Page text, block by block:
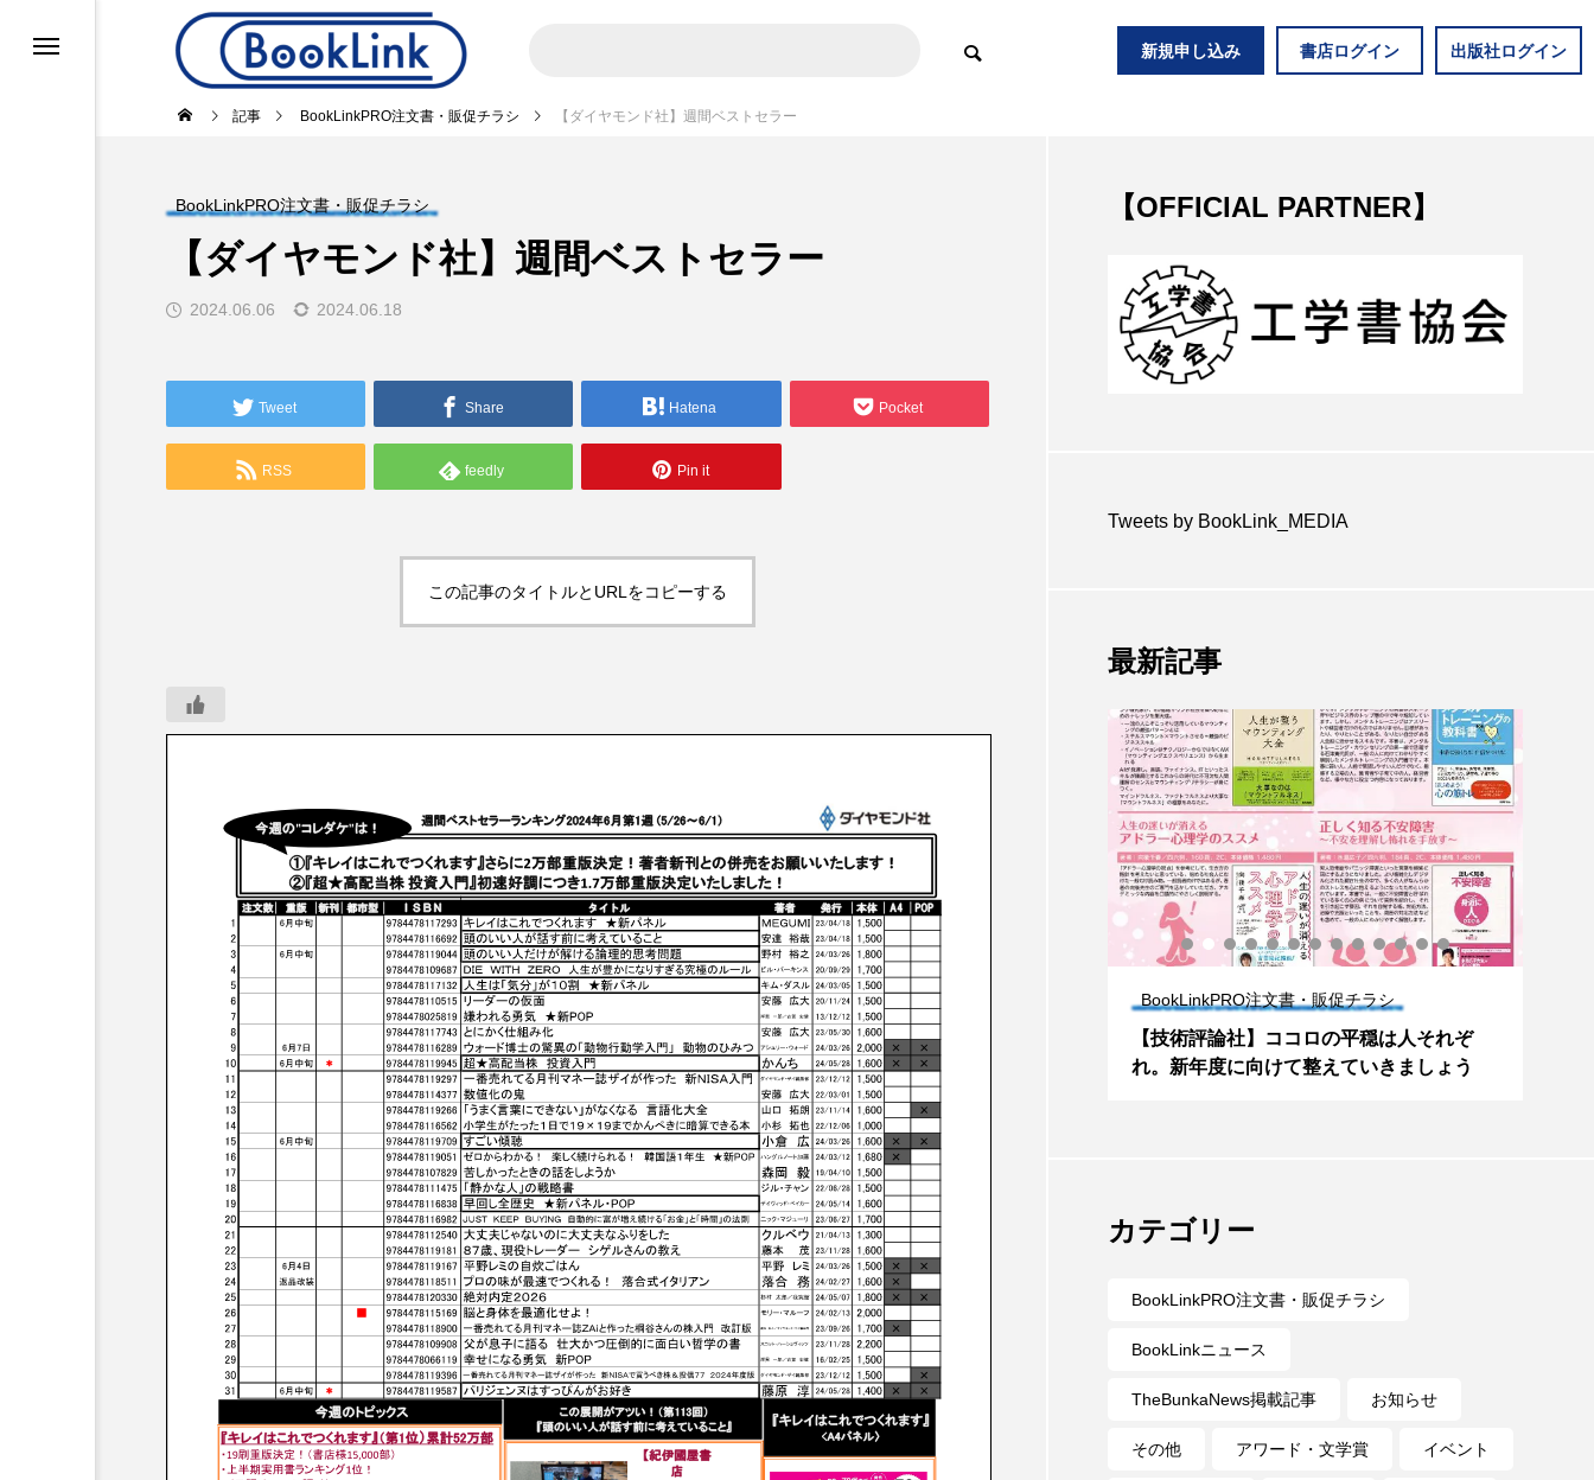
記事 BookLinkPRO注文書・販促チラシ 【ダイヤモンド社】週間ベストセラー
新規申し込み 書店ログイン 出版社ログイン
BookLinkPRO注文書・販促チラシ
【ダイヤモンド社】週間ベストセラー
2024.06.06 2024.06.18
Tweet Share Hatena Pocket
RSS feedly Pin it
この記事のタイトルとURLをコピーする
【OFFICIAL PARTNER】
Tweets by BookLink_MEDIA
最新記事
イベントカレンダー
業界イベント・セミナー、著者トークショ
ーのご案内
BookLinkPRO注文書・販促チラシ
【東京書籍】3月22日(日)読売新聞読書欄掲
載 評者：ドミニク・チェン（早稲田大学
教授）見開きページ付きで紹介！
BookLinkPRO注文書・販促チラシ
【技術評論社】ココロの平穏は人それぞ
れ。新年度に向けて整えていきましょう
カテゴリー
BookLinkPRO注文書・販促チラシ
BookLinkニュース
TheBunkaNews掲載記事 お知らせ
その他 アワード・文学賞 イベント